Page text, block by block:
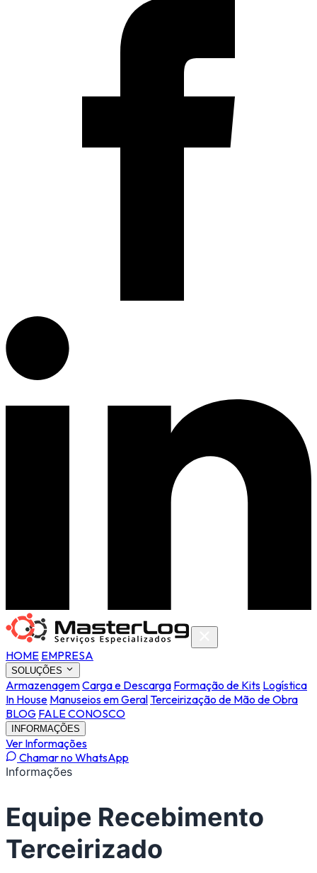
HOME EMPRESA
SOLUÇÕES
ArmazenagemCarga e Descarga Formação de Kits Logística
In House Manuseios em GeralTerceirização de Mão de Obra
BLOG FALE CONOSCO
INFORMAÇÕES
Ver Informações
Chamar no WhatsApp
Informações
Equipe Recebimento
Terceirizado